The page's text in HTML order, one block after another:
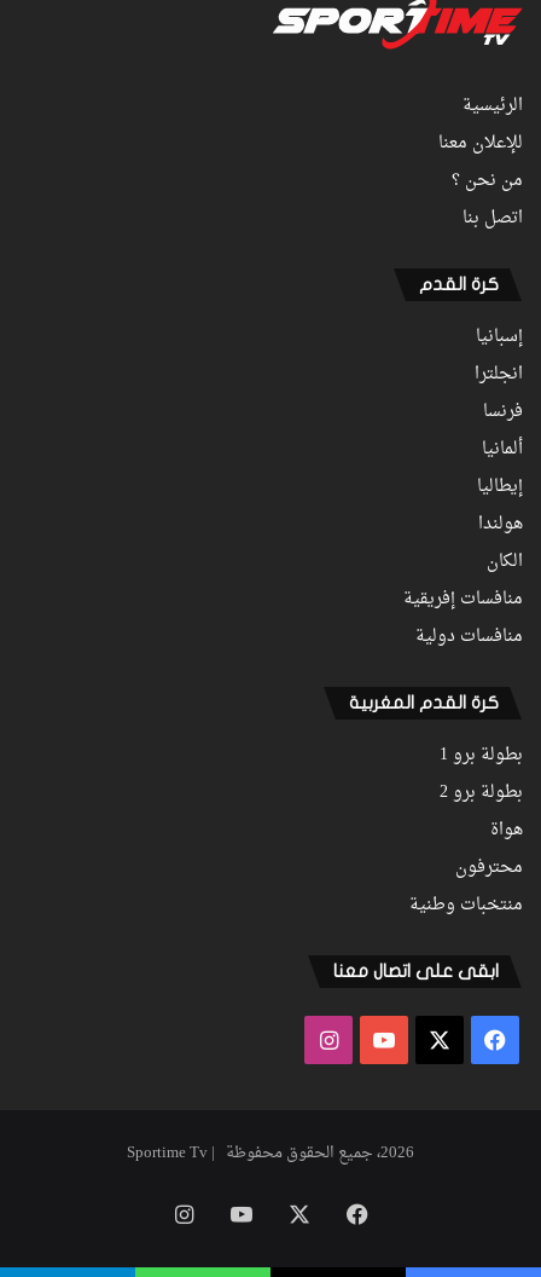
الرئيسية
للإعلان معنا
من نحن ؟
اتصل بنا
كرة القدم
إسبانيا
انجلترا
فرنسا
ألمانيا
إيطاليا
هولندا
الكان
منافسات إفريقية
منافسات دولية
كرة القدم المغربية
بطولة برو 1
بطولة برو 2
هواة
محترفون
منتخبات وطنية
ابقى على اتصال معنا
فيسبوك ‫YouTubeانستقرام
2026، جميع الحقوق محفوظة | Sportime Tv
فيسبوك ‫YouTubeانستقرام